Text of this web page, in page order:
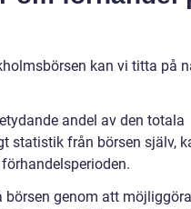
kan vi titta på
andel av den totala
statistik från börsen själv,
genom att